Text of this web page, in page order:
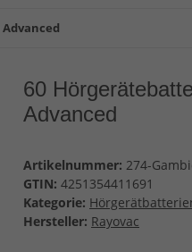
60
Advanced
Artikelnummer: 274-
GTIN: 4251354411691
Kategorie:
Hersteller: Rayovac